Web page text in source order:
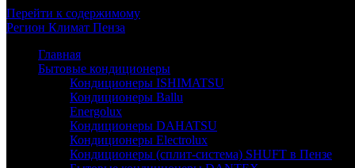
Перейти к содержимому
Регион Климат Пенза
Главная
Бытовые кондиционеры
Кондиционеры ISHIMATSU
Кондиционеры Ballu
Energolux
Кондиционеры DAHATSU
Кондиционеры Electrolux
Кондиционеры (сплит-система) SHUFT в Пензе